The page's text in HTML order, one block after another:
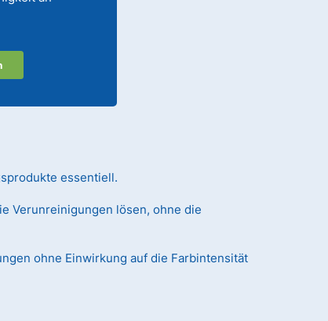
essentiell.
Verunreinigungen lösen, ohne die
ohne Einwirkung auf die Farbintensität